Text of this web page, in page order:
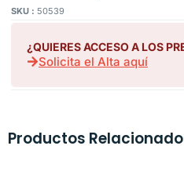
SKU : 50539
¿QUIERES ACCESO A LOS
Solicita el Alta aquí
Productos